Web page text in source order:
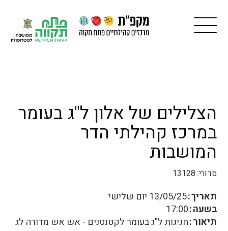
הצלילים של אלון ל"ג בעומר
במרכז קהילתי הדר
המושבות
סדורי 13128
תאריך 13/05/25 יום שלישי
בשעה 17:00
תיאור חגיגות ל"ג בעומר לקטנטנים - אש אש מדורה לג